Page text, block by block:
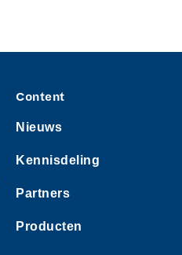
Content
Nieuws
Kennisdeling
Partners
Producten